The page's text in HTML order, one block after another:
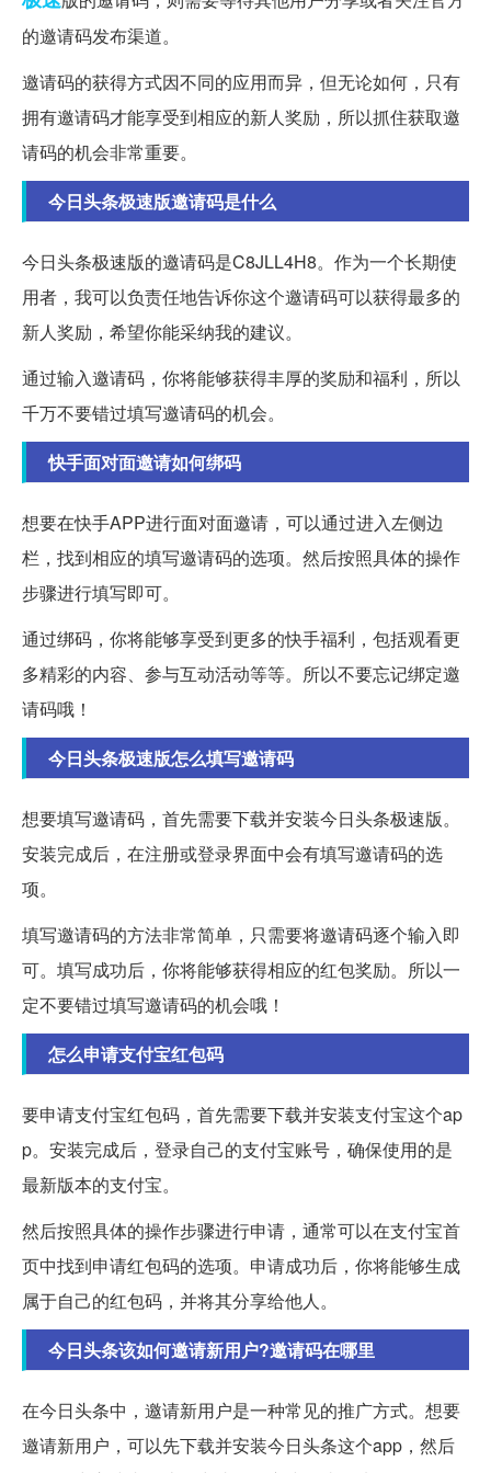
的邀请码发布渠道。
邀请码的获得方式因不同的应用而异，但无论如何，只有
拥有邀请码才能享受到相应的新人奖励，所以抓住获取邀
请码的机会非常重要。
今日头条极速版邀请码是什么
今日头条极速版的邀请码是C8JLL4H8。作为一个长期使
用者，我可以负责任地告诉你这个邀请码可以获得最多的
新人奖励，希望你能采纳我的建议。
通过输入邀请码，你将能够获得丰厚的奖励和福利，所以
千万不要错过填写邀请码的机会。
快手面对面邀请如何绑码
想要在快手APP进行面对面邀请，可以通过进入左侧边
栏，找到相应的填写邀请码的选项。然后按照具体的操作
步骤进行填写即可。
通过绑码，你将能够享受到更多的快手福利，包括观看更
多精彩的内容、参与互动活动等等。所以不要忘记绑定邀
请码哦！
今日头条极速版怎么填写邀请码
想要填写邀请码，首先需要下载并安装今日头条极速版。
安装完成后，在注册或登录界面中会有填写邀请码的选
项。
填写邀请码的方法非常简单，只需要将邀请码逐个输入即
可。填写成功后，你将能够获得相应的红包奖励。所以一
定不要错过填写邀请码的机会哦！
怎么申请支付宝红包码
要申请支付宝红包码，首先需要下载并安装支付宝这个ap
p。安装完成后，登录自己的支付宝账号，确保使用的是
最新版本的支付宝。
然后按照具体的操作步骤进行申请，通常可以在支付宝首
页中找到申请红包码的选项。申请成功后，你将能够生成
属于自己的红包码，并将其分享给他人。
今日头条该如何邀请新用户?邀请码在哪里
在今日头条中，邀请新用户是一种常见的推广方式。想要
邀请新用户，可以先下载并安装今日头条这个app，然后